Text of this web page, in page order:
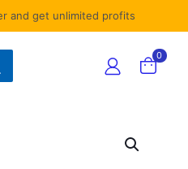
and get unlimited profits
0